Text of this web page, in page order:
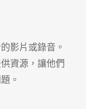
影片或錄音。
資源，讓他們
。